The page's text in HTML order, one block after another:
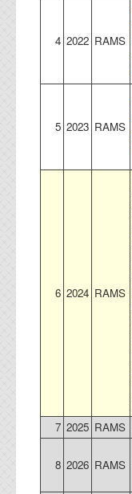
4 2022 RAMS
5 2023 RAMS
6 2024 RAMS
7 2025 RAMS
8 2026 RAMS